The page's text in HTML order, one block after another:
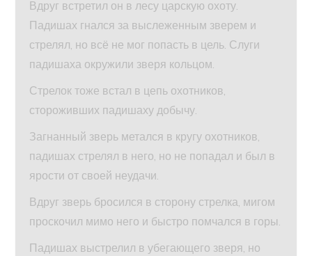
Вдруг встретил он в лесу царскую охоту.
Падишах гнался за выслеженным зверем и
стрелял, но всё не мог попасть в цель. Слуги
падишаха окружили зверя кольцом.
Стрелок тоже встал в цепь охотников,
стороживших падишаху добычу.
Загнанный зверь метался в кругу охотников,
падишах стрелял в него, но не попадал и был в
ярости от своей неудачи.
Вдруг зверь бросился в сторону стрелка, мигом
проскочил мимо него и быстро помчался в горы.
Падишах выстрелил в убегающего зверя, но